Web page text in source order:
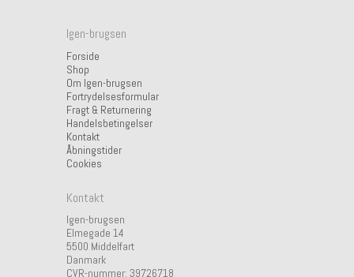
Igen-brugsen
Forside
Shop
Om Igen-brugsen
Fortrydelsesformular
Fragt & Returnering
Handelsbetingelser
Kontakt
Åbningstider
Cookies
Kontakt
Igen-brugsen
Elmegade 14
5500 Middelfart
Danmark
CVR-nummer: 39726718